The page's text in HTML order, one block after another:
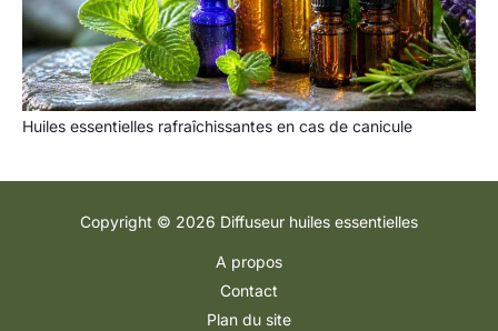
Huiles essentielles rafraîchissantes en cas de canicule
Copyright © 2026 Diffuseur huiles essentielles
A propos
Contact
Plan du site